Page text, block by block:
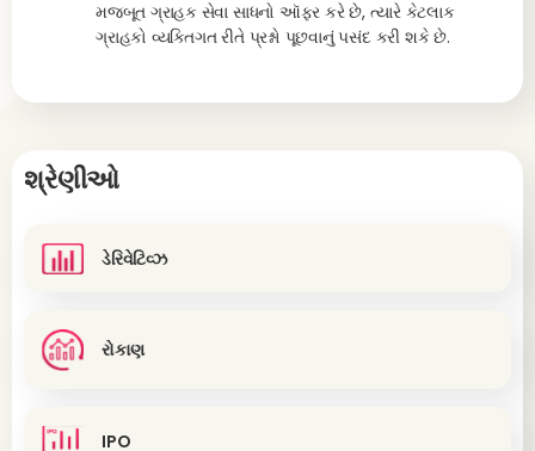
મજબૂત ગ્રાહક સેવા સાધનો ઑફર કરે છે, ત્યારે કેટલાક
ગ્રાહકો વ્યક્તિગત રીતે પ્રશ્નો પૂછવાનું પસંદ કરી શકે છે.
શ્રેણીઓ
ડેરિવેટિવ્ઝ
રોકાણ
IPO